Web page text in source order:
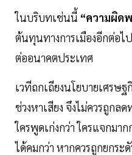
ในบริบทเช่นนี้ “ความผิด
ต้นทุนทางการเมืองอีกต่อไป
ต่ออนาคตประเทศ
เวทีถกเถียงนโยบายเศรษ
ช่วงหาเสียง จึงไม่ควรถูกล
ใครพูดเก่งกว่า ใครแจกมา
ได้คมกว่า หากควรถูกยกระ